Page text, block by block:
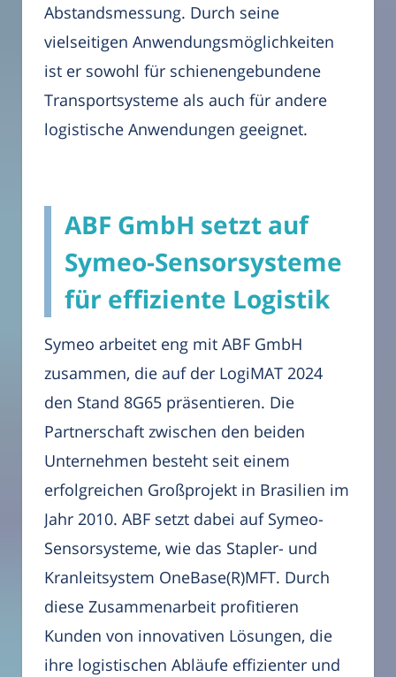
Abstandsmessung. Durch seine
vielseitigen Anwendungsmöglichkeiten
ist er sowohl für schienengebundene
Transportsysteme als auch für andere
logistische Anwendungen geeignet.
ABF GmbH setzt auf
Symeo-Sensorsysteme
für effiziente Logistik
Symeo arbeitet eng mit ABF GmbH
zusammen, die auf der LogiMAT 2024
den Stand 8G65 präsentieren. Die
Partnerschaft zwischen den beiden
Unternehmen besteht seit einem
erfolgreichen Großprojekt in Brasilien im
Jahr 2010. ABF setzt dabei auf Symeo-
Sensorsysteme, wie das Stapler- und
Kranleitsystem OneBase(R)MFT. Durch
diese Zusammenarbeit profitieren
Kunden von innovativen Lösungen, die
ihre logistischen Abläufe effizienter und